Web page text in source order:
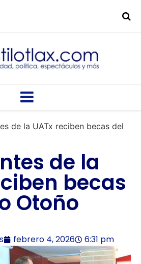
de la UATx reciben becas del
de la
becas
Otoño
febrero 4, 2026 6:31 pm